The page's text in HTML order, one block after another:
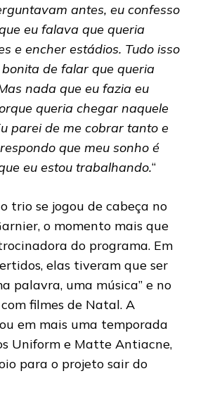
antes, eu confesso
eu falava que queria
e encher estádios. Tudo isso
de falar que queria
nada que eu fazia eu
queria chegar naquele
parei de me cobrar tanto e
que meu sonho é
eu estou trabalhando.“
trio se jogou de cabeça no
o momento mais que
do programa. Em
elas tiveram que ser
palavra, uma música” e no
com filmes de Natal. A
em mais uma temporada
Uniform e Matte Antiacne,
para o projeto sair do